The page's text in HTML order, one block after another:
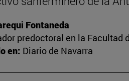
Fontaneda
predoctoral en la Facultad
en: Diario de Navarra